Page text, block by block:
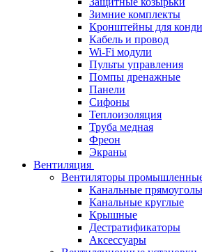
Зимние комплекты
Кронштейны для
Кабель и провод
Wi-Fi модули
Пульты управления
Помпы дренажные
Панели
Сифоны
Теплоизоляция
Труба медная
Фреон
Экраны
Вентиляция
Вентиляторы
Канальные
Канальные круглые
Крышные
Дестратификаторы
Аксессуары